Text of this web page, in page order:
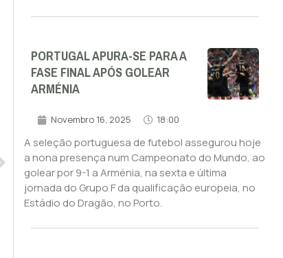
PORTUGAL APURA-SE PARA A
FASE FINAL APÓS GOLEAR
ARMÉNIA
Novembro 16, 2025 18:00
A seleção portuguesa de futebol assegurou hoje
a nona presença num Campeonato do Mundo, ao
golear por 9-1 a Arménia, na sexta e última
jornada do Grupo F da qualificação europeia, no
Estádio do Dragão, no Porto.